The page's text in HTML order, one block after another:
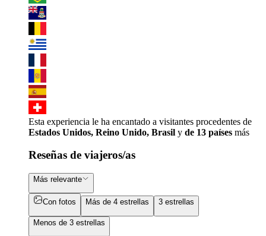
Esta experiencia le ha encantado a visitantes procedentes de
Estados Unidos, Reino Unido, Brasil y de 13 países más
Reseñas de viajeros/as
Más relevante
Con fotos Más de 4 estrellas 3 estrellas
Menos de 3 estrellas